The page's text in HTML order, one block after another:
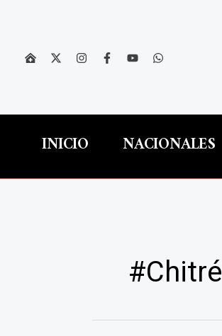
INICIO NACIONALES
#Chitré